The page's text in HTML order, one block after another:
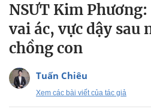
NSƯT Kim
vai ác, vực dậy sau
chồng con
Tuấn Chiêu
Xem các bài viết của tác giả